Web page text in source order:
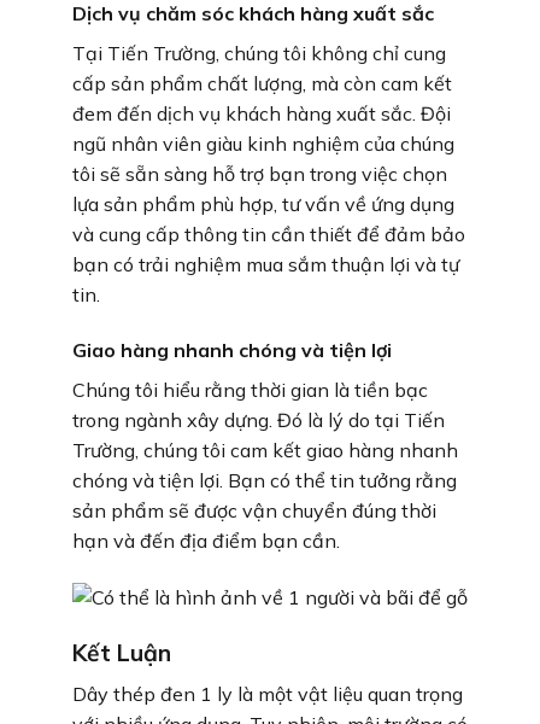
Dịch vụ chăm sóc khách hàng xuất sắc
Tại Tiến Trường, chúng tôi không chỉ cung
cấp sản phẩm chất lượng, mà còn cam kết
đem đến dịch vụ khách hàng xuất sắc. Đội
ngũ nhân viên giàu kinh nghiệm của chúng
tôi sẽ sẵn sàng hỗ trợ bạn trong việc chọn
lựa sản phẩm phù hợp, tư vấn về ứng dụng
và cung cấp thông tin cần thiết để đảm bảo
bạn có trải nghiệm mua sắm thuận lợi và tự
tin.
Giao hàng nhanh chóng và tiện lợi
Chúng tôi hiểu rằng thời gian là tiền bạc
trong ngành xây dựng. Đó là lý do tại Tiến
Trường, chúng tôi cam kết giao hàng nhanh
chóng và tiện lợi. Bạn có thể tin tưởng rằng
sản phẩm sẽ được vận chuyển đúng thời
hạn và đến địa điểm bạn cần.
Kết Luận
Dây thép đen 1 ly là một vật liệu quan trọng